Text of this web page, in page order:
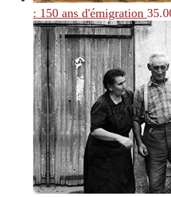
: 150 ans d'émigration